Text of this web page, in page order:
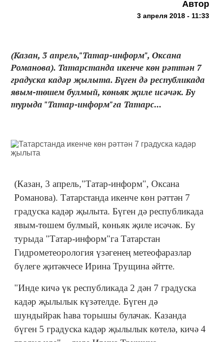
Автор
3 апреля 2018 - 11:33
(Казан, 3 апрель,"Татар-информ", Оксана
Романова). Татарстанда икенче көн рәттән 7
градуска кадәр җылыта. Бүген дә республикада
явым-төшем булмый, көньяк җиле исәчәк. Бу
турыда "Татар-информ"га Татарс...
(Казан, 3 апрель,"Татар-информ", Оксана
Романова). Татарстанда икенче көн рәттән 7
градуска кадәр җылыта. Бүген дә республикада
явым-төшем булмый, көньяк җиле исәчәк. Бу
турыда "Татар-информ"га Татарстан
Гидрометеорология үзәгенең метеофаразлар
бүлеге җитәкчесе Ирина Трущина әйтте.
"Инде кичә үк республикада 2 дән 7 градуска
кадәр җылылык күзәтелде. Бүген дә
шундыйрак һава торышы булачак. Казанда
бүген 5 градуска кадәр җылылык көтелә, кичә 4